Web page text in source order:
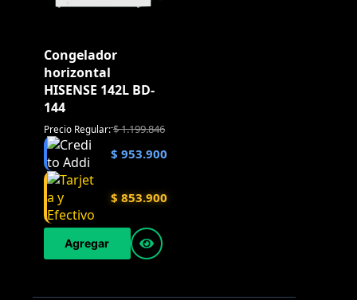
Congelador
horizontal
HISENSE 142L BD-
144
Precio Regular:$1.199.846
$ 953.900
$ 853.900
Agregar